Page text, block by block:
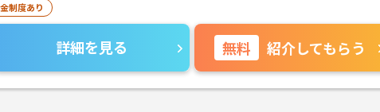
制度あり
詳細を見る 無料 紹介してもらう